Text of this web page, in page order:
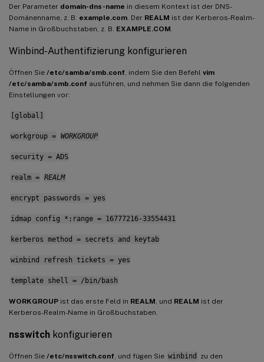
Der Parameter domain-dns-name in diesem Kontext ist der DNS-
Domänenname, z. B. example.com . Der REALM ist der Kerberos-Realm-
Name in Großbuchstaben, z. B. EXAMPLE.COM
Winbind-Authentifizierung konfigurieren
Öffnen Sie /etc/samba/smb.conf , indem Sie den Befehl vim
/etc/samba/smb.conf ausführen, und nehmen Sie dann die folgenden
Einstellungen vor:
[global]
workgroup = WORKGROUP
security = ADS
realm = REALM
encrypt passwords = yes
idmap config *:range = 16777216-33554431
kerberos method = secrets and keytab
winbind refresh tickets = yes
template shell = /bin/bash
WORKGROUP ist das erste Feld in REALM , und REALM ist der
Kerberos-Realm-Name in Großbuchstaben.
nsswitch konfigurieren
Öffnen Sie /etc/nsswitch.conf , und fügen Sie winbind
zu den